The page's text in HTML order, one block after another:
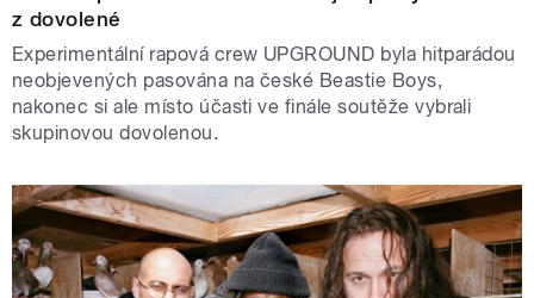
z dovolené
Experimentální rapová crew UPGROUND byla hitparádou
neobjevených pasována na české Beastie Boys,
nakonec si ale místo účasti ve finále soutěže vybrali
skupinovou dovolenou.